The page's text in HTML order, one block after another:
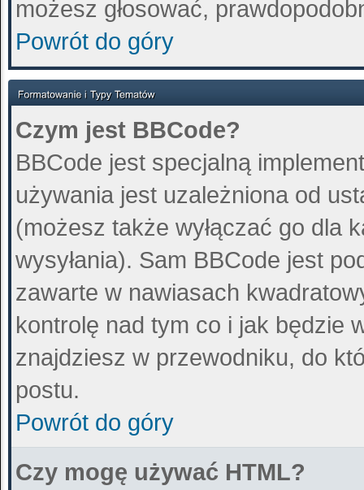
możesz głosować,
Powrót do góry
Czym jest BBCode?
BBCode jest specjalną
używania jest uzależniona od
(możesz także wyłączać go dla
wysyłania). Sam BBCode jest
zawarte w nawiasach
kontrolę nad tym co i jak będzie
znajdziesz w przewodniku, do
postu.
Powrót do góry
Czy mogę używać HTML?